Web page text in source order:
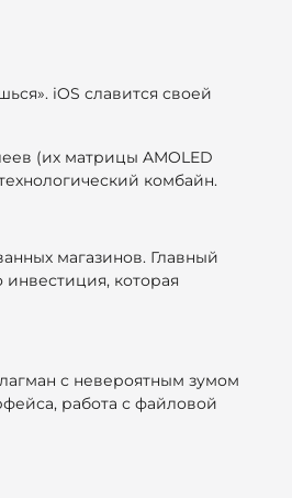
iOS славится своей
(их матрицы AMOLED
комбайн.
магазинов. Главный
которая
с невероятным зумом
работа с файловой